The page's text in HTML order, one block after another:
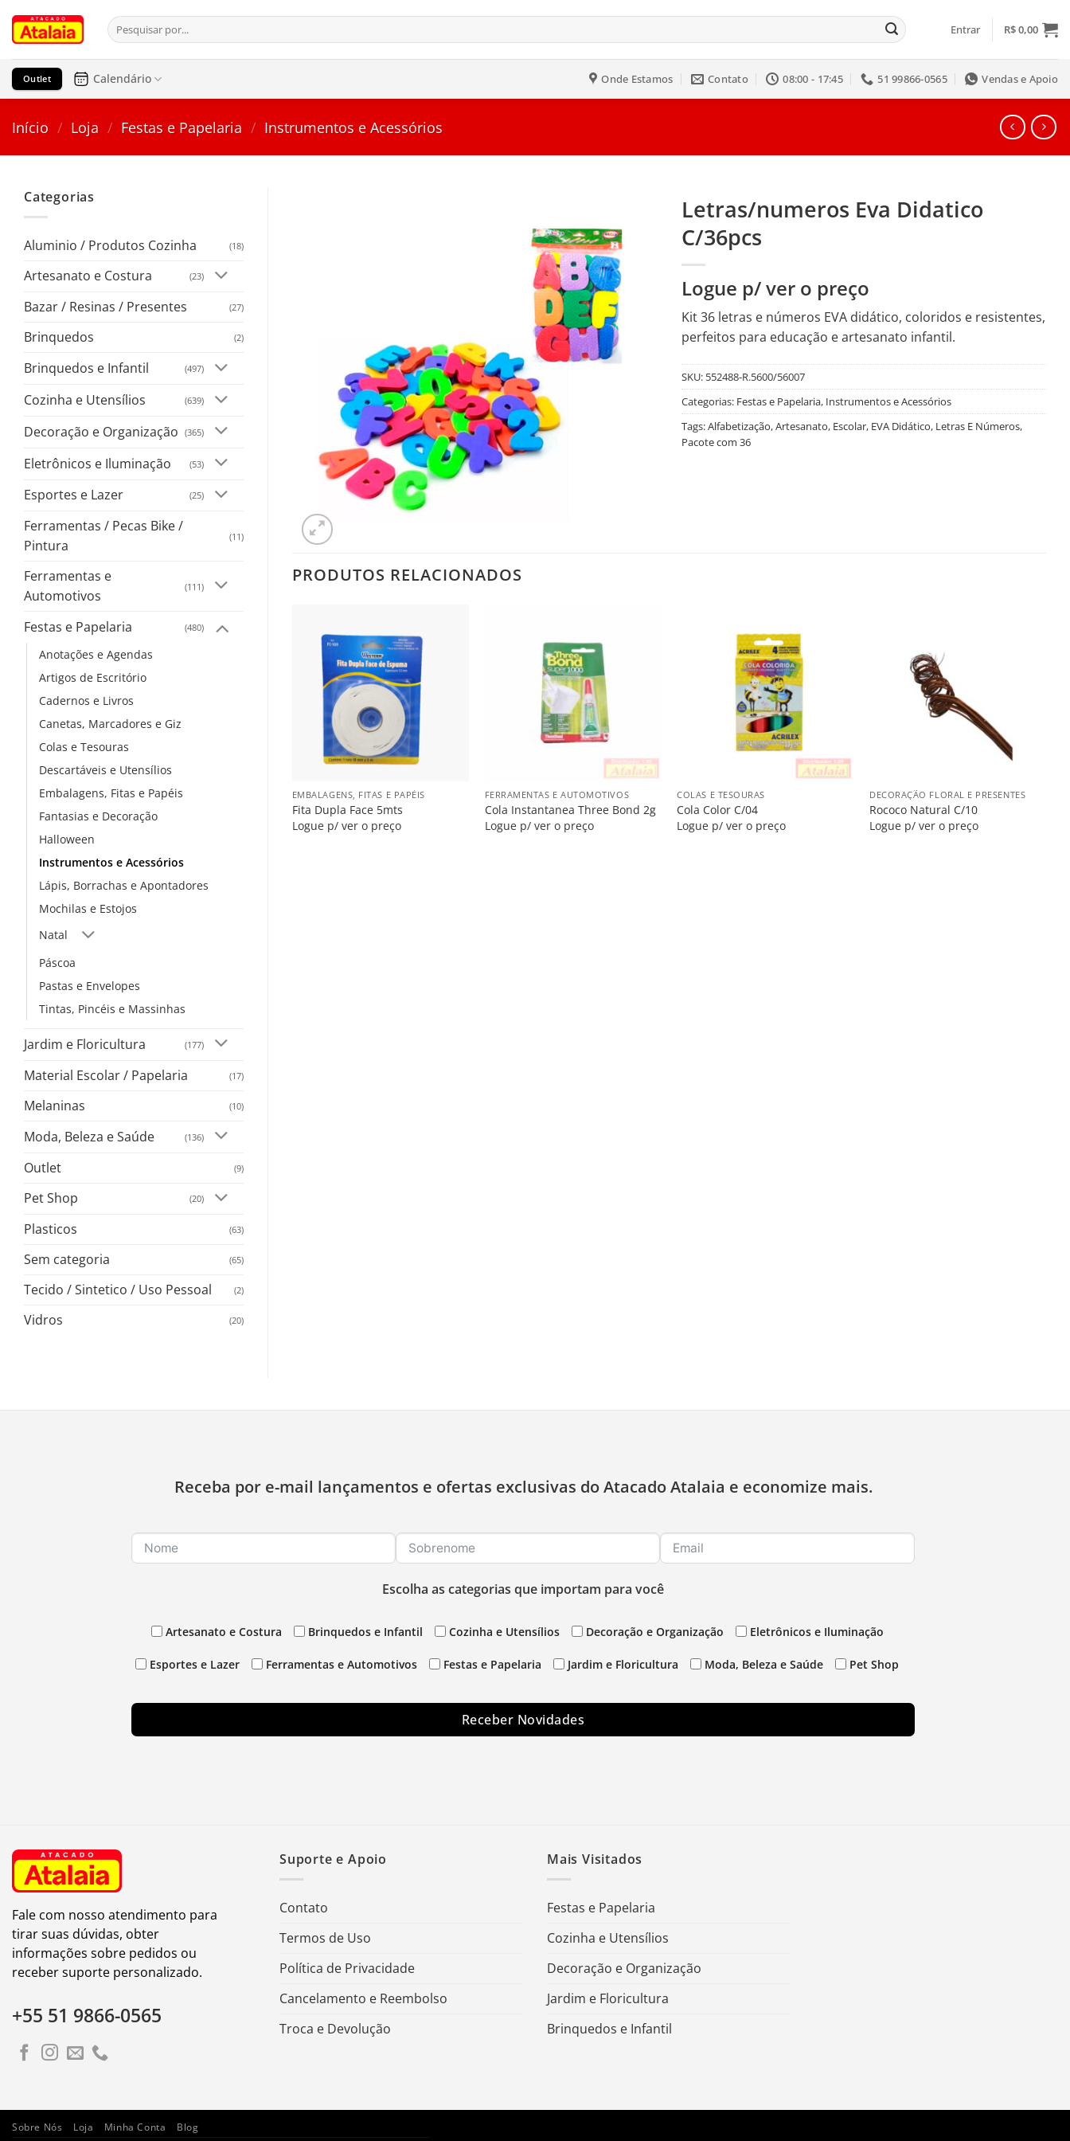
para
conteúdo
Pesquisar
por:
Entrar R$0,00
Outlet Calendário Onde Estamos Contato 08:00 - 17:45 51 99866-0565 Vendas e Apoio
Início / Loja / Festas e Papelaria / Instrumentos e Acessórios
Categorias
Aluminio / Produtos Cozinha (18)
Artesanato e Costura (23)
Bazar / Resinas / Presentes (27)
Brinquedos (2)
Brinquedos e Infantil (497)
Cozinha e Utensílios (639)
Decoração e Organização (365)
Eletrônicos e Iluminação (53)
Esportes e Lazer (25)
Ferramentas / Pecas Bike /
Pintura
(11)
Ferramentas e
Automotivos
(111)
Festas e Papelaria (480)
Anotações e Agendas
Artigos de Escritório
Cadernos e Livros
Canetas, Marcadores e Giz
Colas e Tesouras
Descartáveis e Utensílios
Embalagens, Fitas e Papéis
Fantasias e Decoração
Halloween
Instrumentos e Acessórios
Lápis, Borrachas e Apontadores
Mochilas e Estojos
Natal
Páscoa
Pastas e Envelopes
Tintas, Pincéis e Massinhas
Jardim e Floricultura (177)
Material Escolar / Papelaria (17)
Melaninas (10)
Moda, Beleza e Saúde (136)
Outlet (9)
Pet Shop (20)
Plasticos (63)
Sem categoria (65)
Tecido / Sintetico / Uso Pessoal (2)
Vidros (20)
Salvar
Lista
Letras/numeros Eva Didatico
C/36pcs
Logue p/ ver o preço
Kit 36 letras e números EVA didático, coloridos e resistentes,
perfeitos para educação e artesanato infantil.
SKU: 552488-R.5600/56007
Categorias: Festas e Papelaria, Instrumentos e Acessórios
Tags:Alfabetização,Artesanato, Escolar, EVA Didático, Letras E Números,
Pacote com 36
PRODUTOS RELACIONADOS
EMBALAGENS, FITAS E PAPÉIS
Fita Dupla Face 5mts
Logue p/ ver o preço
FERRAMENTAS E AUTOMOTIVOS
Cola Instantanea Three Bond 2g
Logue p/ ver o preço
COLAS E TESOURAS
Cola Color C/04
Logue p/ ver o preço
DECORAÇÃO FLORAL E PRESENTES
Rococo Natural C/10
Logue p/ ver o preço
Receba por e-mail lançamentos e ofertas exclusivas do Atacado Atalaia e economize mais.
Escolha as categorias que importam para você
Artesanato e Costura Brinquedos e Infantil Cozinha e Utensílios Decoração e Organização Eletrônicos e Iluminação
Esportes e Lazer Ferramentas e Automotivos Festas e Papelaria Jardim e Floricultura Moda, Beleza e Saúde Pet Shop
Receber Novidades
Fale com nosso atendimento para
tirar suas dúvidas, obter
informações sobre pedidos ou
receber suporte personalizado.
+55 51 9866-0565
Suporte e Apoio
Contato
Termos de Uso
Política de Privacidade
Cancelamento e Reembolso
Troca e Devolução
Mais Visitados
Festas e Papelaria
Cozinha e Utensílios
Decoração e Organização
Jardim e Floricultura
Brinquedos e Infantil
Sobre Nós Loja Minha Conta Blog